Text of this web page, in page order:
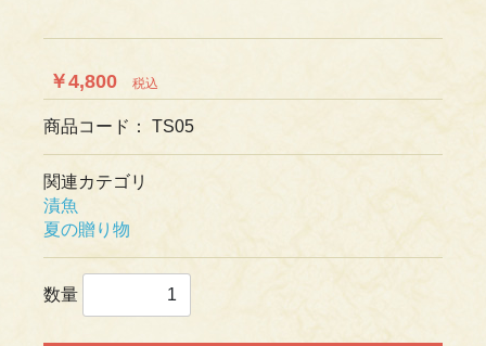
￥4,800 税込
商品コード： TS05
関連カテゴリ
漬魚
夏の贈り物
数量